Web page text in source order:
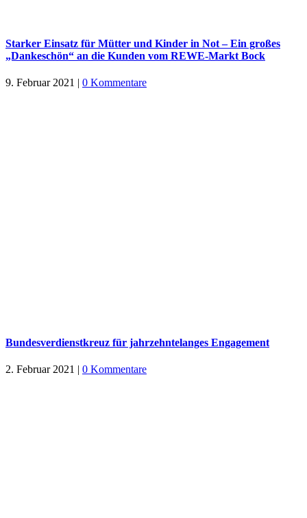
Starker Einsatz für Mütter und Kinder in Not – Ein großes
„Dankeschön“ an die Kunden vom REWE-Markt Bock
9. Februar 2021 | 0 Kommentare
Bundesverdienstkreuz für jahrzehntelanges Engagement
2. Februar 2021 | 0 Kommentare